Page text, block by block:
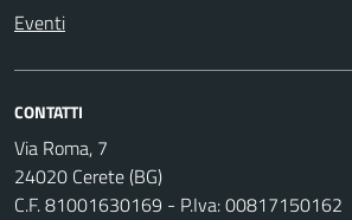
Eventi
CONTATTI
Via Roma, 7
24020 Cerete (BG)
C.F. 81001630169 - P.Iva: 00817150162